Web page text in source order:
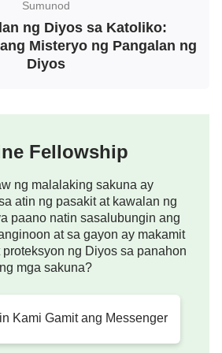
lang. Bukod dun, tayong
ay napatawad na
sa kaharian ng langit.”
‘Mayroon pa akong
sa inyo ay sasabihin,
hindi ninyo mangatitiis.
siya, ang Espiritu ng
mula sa kaniyang sarili;
bagay na kaniyang marinig,
Sumunod
ng Diyos sa Katoliko:
Misteryo ng Pangalan ng
Diyos
Fellowship
ng malalaking sakuna ay
atin ng pasakit at kawalan ng
paano natin sasalubungin ang
at sa gayon ay makamit
ng Diyos sa panahon
ng mga sakuna?
Kami Gamit ang Messenger